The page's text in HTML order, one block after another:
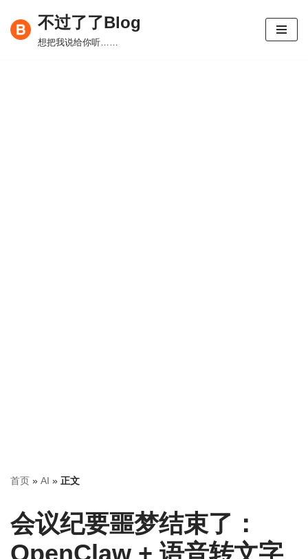
跳
不过了了Blog
想把我说给你听……
首页 » AI » 正文
会议纪要噩梦结束了：
OpenClaw + 语音转文字